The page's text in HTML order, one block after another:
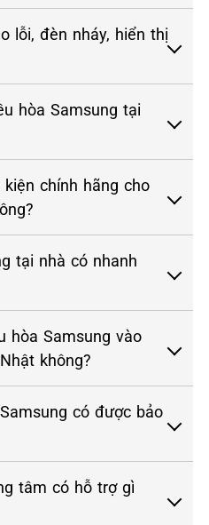
lỗi, đèn nháy, hiển thị
hòa Samsung tại
chính hãng cho
tại nhà có nhanh
hòa Samsung vào
không?
có được bảo
tâm có hỗ trợ gì